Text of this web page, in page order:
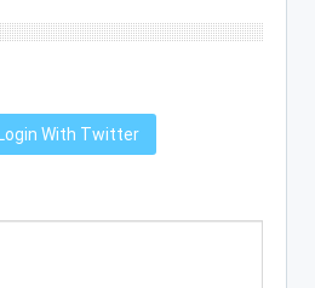
Login With Twitter